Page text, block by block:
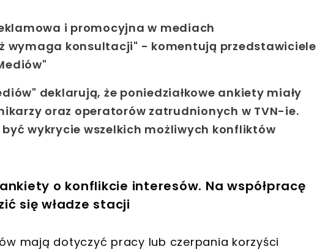
i promocyjna w mediach
wymaga konsultacji" - komentują przedstawiciele
deklarują, że poniedziałkowe ankiety miały
oraz operatorów zatrudnionych w TVN-ie.
wykrycie wszelkich możliwych konfliktów
o konflikcie interesów. Na współpracę
się władze stacji
mają dotyczyć pracy lub czerpania korzyści